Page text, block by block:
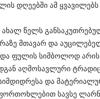
დღეებში ამ
წელს
მთავარ და
ფულის სიმბოლოდ არის
აღმოსავლური
და
სავსე